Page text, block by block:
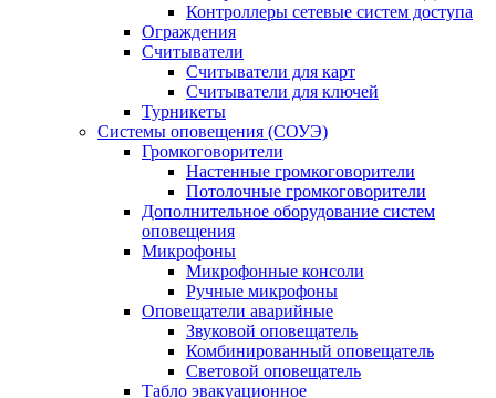
Контроллеры сетевые систем доступа
Ограждения
Считыватели
Считыватели для карт
Считыватели для ключей
Турникеты
Системы оповещения (СОУЭ)
Громкоговорители
Настенные громкоговорители
Потолочные громкоговорители
Дополнительное оборудование систем
оповещения
Микрофоны
Микрофонные консоли
Ручные микрофоны
Оповещатели аварийные
Звуковой оповещатель
Комбинированный оповещатель
Световой оповещатель
Табло эвакуационное